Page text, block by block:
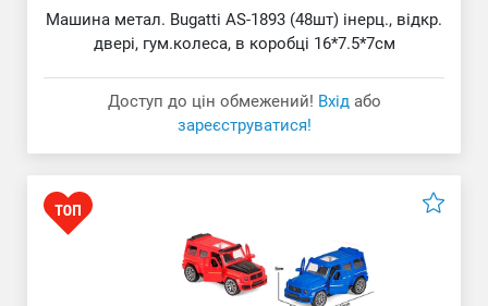
Машина метал. Bugatti AS-1893 (48шт) інерц., відкр.
двері, гум.колеса, в коробці 16*7.5*7см
Доступ до цін обмежений! Вхід або
зареєструватися!